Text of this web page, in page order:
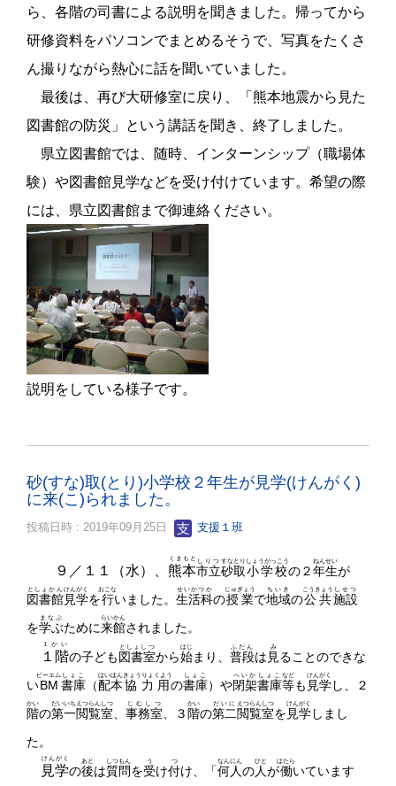
ら、各階の司書による説明を聞きました。帰ってから
研修資料をパソコンでまとめるそうで、写真をたくさ
ん撮りながら熱心に話を聞いていました。
最後は、再び大研修室に戻り、「熊本地震から見た
図書館の防災」という講話を聞き、終了しました。
県立図書館では、随時、インターンシップ（職場体
験）や図書館見学などを受け付けています。希望の際
には、県立図書館まで御連絡ください。
説明をしている様子です。
砂(すな)取(とり)小学校２年生が見学(けんがく)
に来(こ)られました。
投稿日時 : 2019年09月25日 支援１班
９／１１（水）、 熊本
くまもと
市立
しりつ
砂
すな
取
とり
小学校
しょうがっこう
の２年
ねん
生
せい
が
図書館
としょかん
見学
けんがく
を行
おこな
いました。 生活科
せいかつか
の授業
じゅぎょう
で地域
ちいき
の公共
こうきょう
施設
しせつ
を学ぶ
まなぶ
ために来館
らいかん
されました。
１階
１かい
の子ども図書室
としょしつ
から始
はじ
まり 普段
ふだん
は 見
み
ることのできな
いBM
ビーエム
書庫
しょこ
（配本
はいほん
協力用
きょうりょくよう
の書庫
しょこ
）や閉架
へいか
書庫
しょこ
等
など
も 見学
けんがく
し、２
階
かい
の第一
だいいち
閲覧室
えつらんしつ
事務室
じむしつ
、３ 階
かい
の第二
だいに
閲覧室
えつらんしつ
を 見学
けんがく
しまし
た。
見学
けんがく
の後
あと
は質問
しつもん
を受
う
け付
つ
け 、「何人
なんにん
の人
ひと
が働
はたら
いています